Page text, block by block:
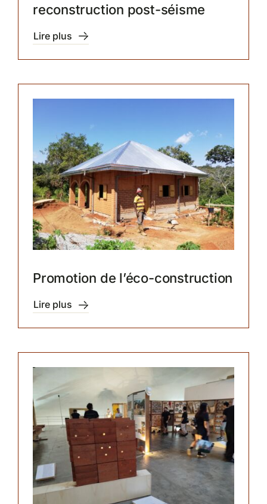
reconstruction post-séisme
Lire plus
Promotion de l’éco-construction
Lire plus